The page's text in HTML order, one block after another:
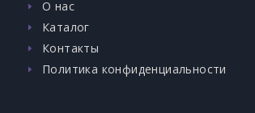
О нас
Каталог
Контакты
Политика конфиденциальности